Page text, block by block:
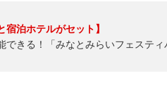
宿泊ホテルがセット】
できる！「みなとみらいフェステ